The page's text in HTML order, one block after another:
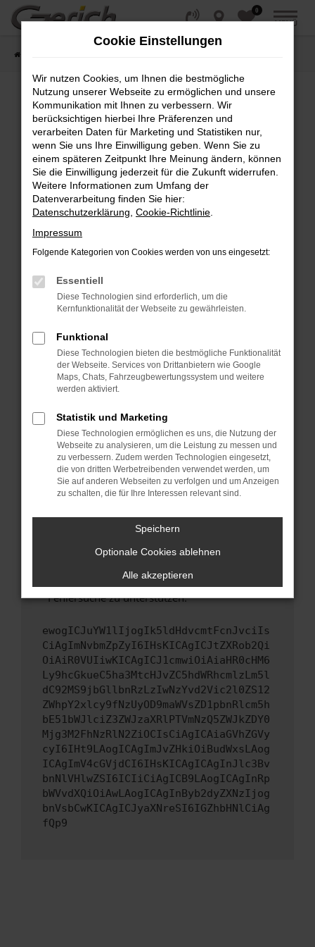
Zum
0
MENÜ
Fehler: Network Error
Beim Laden ist ein Fehler aufgetreten.
Hier sind ein paar Tipps, die dir helfen können:
Überprüfe deine Firewall und deine
Internetverbindung.
Laden andere Webseiten, zum Beispiel deine
Suchmaschine?
Prüfe deine Browsererweiterungen.
können das Laden bestimmter Seiten
verhindern. Funktioniert die Seite in einem
Fenster?
Starte dein Gerät neu.
Das kann manchmal helfen, vorübergehende
Probleme zu beheben.
Betriebssystem auf dem neuesten Stand
sind.
Veraltete Software birgt nicht nur ein
Sicherheitsrisiko, sondern kann auch dazu
führen, dass bestimmte Funktionen nicht mehr
unterstützt werden.
Wende dich an den Webseitenbetreiber.
Wenn du alle oben genannten Schritte versucht
hast, kontaktiere uns bitte. Wir werden
uns diesen Text schicken, um uns bei der
Fehlersuche zu unterstützen:
ewogICJuYW1lIjogIk5ldHdvcmtFcnJvciIs
CiAgImNvbmZpZyI6IHsKICAgICJtZXRob2Qi
OiAiR0VUIiwKICAgICJ1cmwiOiAiaHR0cHM6
Ly9hcGkueC5ha3MtcHJvZC5hdWRhcmlzLm5l
dC92MS9jbGllbnRzLzIwNzYvd2Vic2l0ZS12
ZWhpY2xlcy9fNzUyOD9maWVsZD1pbnRlcm5h
bE51bWJlciZ3ZWJzaXRlPTVmNzQ5ZWJkZDY0
Mjg3M2FhNzRlN2ZiOCIsCiAgICAiaGVhZGVy
cyI6IHt9LAogICAgImJvZHkiOiBudWxsLAog
ICAgImV4cGVjdCI6IHsKICAgICAgInJlc3Bv
bnNlVHlwZSI6ICIiCiAgICB9LAogICAgInRp
bWVvdXQiOiAwLAogICAgInByb2dyZXNzIjog
bnVsbCwKICAgICJyaXNreSI6IGZhbHNlCiAg
fQp9
Cookie Einstellungen
Wir nutzen Cookies, um Ihnen die bestmögliche
Nutzung unserer Webseite zu ermöglichen und unsere
Kommunikation mit Ihnen zu verbessern. Wir
berücksichtigen hierbei Ihre Präferenzen und
verarbeiten Daten für Marketing und Statistiken nur,
wenn Sie uns Ihre Einwilligung geben. Wenn Sie zu
einem späteren Zeitpunkt Ihre Meinung ändern, können
Sie die Einwilligung jederzeit für die Zukunft widerrufen.
Weitere Informationen zum Umfang der
Datenverarbeitung finden Sie hier:
Datenschutzerklärung Cookie-Richtlinie
Impressum
Folgende Kategorien von Cookies werden von uns eingesetzt:
Essentiell
Diese Technologien sind erforderlich, um die
Kernfunktionalität der Webseite zu gewährleisten.
Funktional
Diese Technologien bieten die bestmögliche Funktionalität
der Webseite. Services von Drittanbietern wie Google
Maps, Chats, Fahrzeugbewertungssystem und weitere
werden aktiviert.
Statistik und Marketing
Diese Technologien ermöglichen es uns, die Nutzung der
Webseite zu analysieren, um die Leistung zu messen und
zu verbessern. Zudem werden Technologien eingesetzt,
die von dritten Werbetreibenden verwendet werden, um
Sie auf anderen Webseiten zu verfolgen und um Anzeigen
zu schalten, die für Ihre Interessen relevant sind.
Speichern
Optionale Cookies ablehnen
Alle akzeptieren